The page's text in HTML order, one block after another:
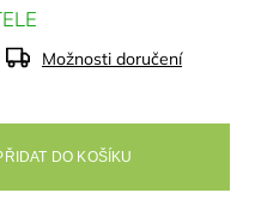
Možnosti doručení
DO KOŠÍKU